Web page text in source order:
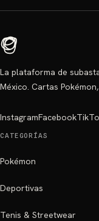
La plataforma de
México. Cartas
InstagramFacebook
CATEGORÍAS
Pokémon
Deportivas
Tenis & Streetwear